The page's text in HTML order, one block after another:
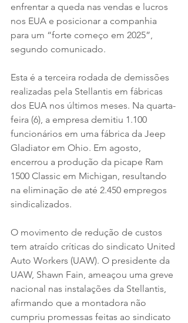
enfrentar a queda nas vendas e lucros
nos EUA e posicionar a companhia
para um “forte começo em 2025”,
segundo comunicado.
Esta é a terceira rodada de demissões
realizadas pela Stellantis em fábricas
dos EUA nos últimos meses. Na quarta-
feira (6), a empresa demitiu 1.100
funcionários em uma fábrica da Jeep
Gladiator em Ohio. Em agosto,
encerrou a produção da picape Ram
1500 Classic em Michigan, resultando
na eliminação de até 2.450 empregos
sindicalizados.
O movimento de redução de custos
tem atraído críticas do sindicato United
Auto Workers (UAW). O presidente da
UAW, Shawn Fain, ameaçou uma greve
nacional nas instalações da Stellantis,
afirmando que a montadora não
cumpriu promessas feitas ao sindicato